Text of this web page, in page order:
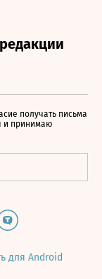
получать письма
и принимаю
для Android